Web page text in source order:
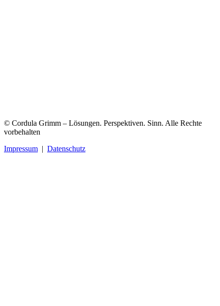
© Cordula Grimm – Lösungen. Perspektiven. Sinn. Alle Rechte
vorbehalten
Impressum | Datenschutz